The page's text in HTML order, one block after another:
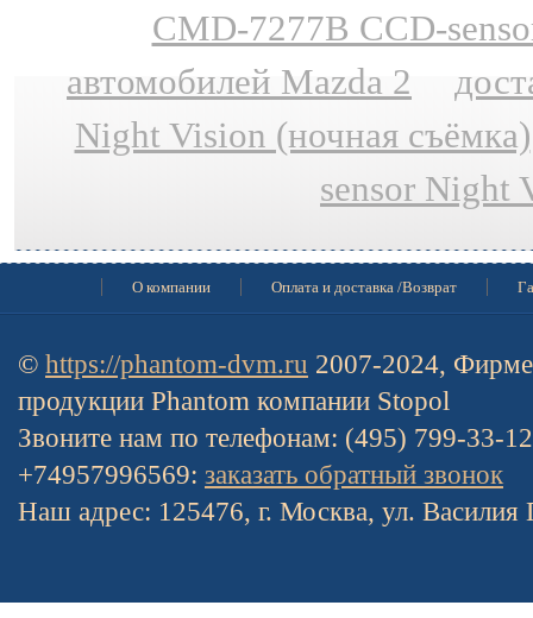
CMD-7277B CCD-
автомобилей Mazda 2
Night Vision (ночная съёмка)
sensor Night
О компании Оплата и доставка /Возврат
© https://phantom-dvm.ru 2007-2024,
продукции Phantom компании Stopol
Звоните нам по телефонам: (495) 799-33-
+74957996569: заказать обратный звонок
Наш адрес: 125476, г. Москва, ул. Василия